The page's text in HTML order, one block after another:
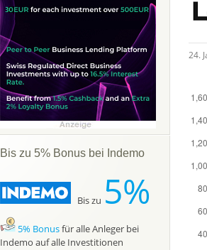
24.
Bis zu 5% Bonus bei Indemo
Bis zu 5%
5% Bonusfür alle Anleger bei
Indemo auf alle Investitionen